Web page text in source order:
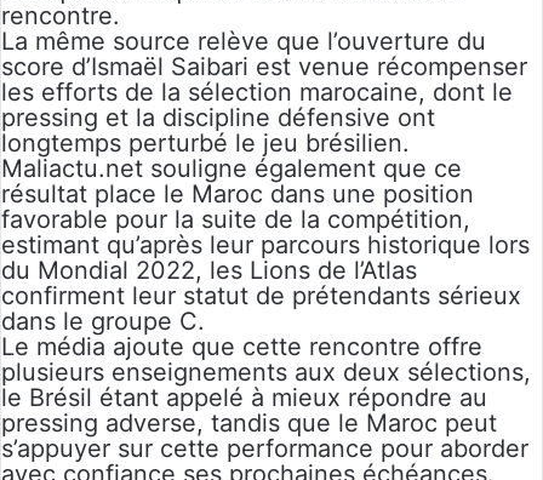
rencontre.
La même source relève que l’ouverture du
score d’Ismaël Saibari est venue récompenser
les efforts de la sélection marocaine, dont le
pressing et la discipline défensive ont
longtemps perturbé le jeu brésilien.
Maliactu.net souligne également que ce
résultat place le Maroc dans une position
favorable pour la suite de la compétition,
estimant qu’après leur parcours historique lors
du Mondial 2022, les Lions de l’Atlas
confirment leur statut de prétendants sérieux
dans le groupe C.
Le média ajoute que cette rencontre offre
plusieurs enseignements aux deux sélections,
le Brésil étant appelé à mieux répondre au
pressing adverse, tandis que le Maroc peut
s’appuyer sur cette performance pour aborder
avec confiance ses prochaines échéances.